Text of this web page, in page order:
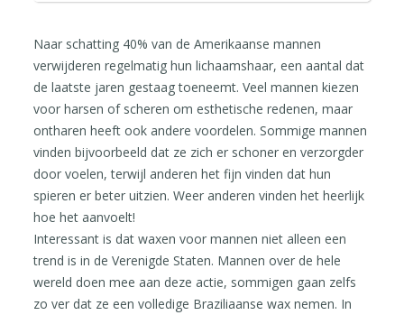
Naar schatting 40% van de Amerikaanse mannen
verwijderen regelmatig hun lichaamshaar, een aantal dat
de laatste jaren gestaag toeneemt. Veel mannen kiezen
voor harsen of scheren om esthetische redenen, maar
ontharen heeft ook andere voordelen. Sommige mannen
vinden bijvoorbeeld dat ze zich er schoner en verzorgder
door voelen, terwijl anderen het fijn vinden dat hun
spieren er beter uitzien. Weer anderen vinden het heerlijk
hoe het aanvoelt!
Interessant is dat waxen voor mannen niet alleen een
trend is in de Verenigde Staten. Mannen over de hele
wereld doen mee aan deze actie, sommigen gaan zelfs
zo ver dat ze een volledige Braziliaanse wax nemen. In